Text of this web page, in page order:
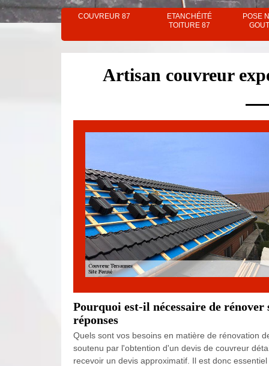
COUVREUR 87
ETANCHÉITÉ
TOITURE 87
POSE
Artisan couvreur
Pourquoi est-il nécessaire de
réponses
Quels sont vos besoins en matière de rénovation
soutenu par l'obtention d'un devis de couvreur
recevoir un devis approximatif. Il est donc